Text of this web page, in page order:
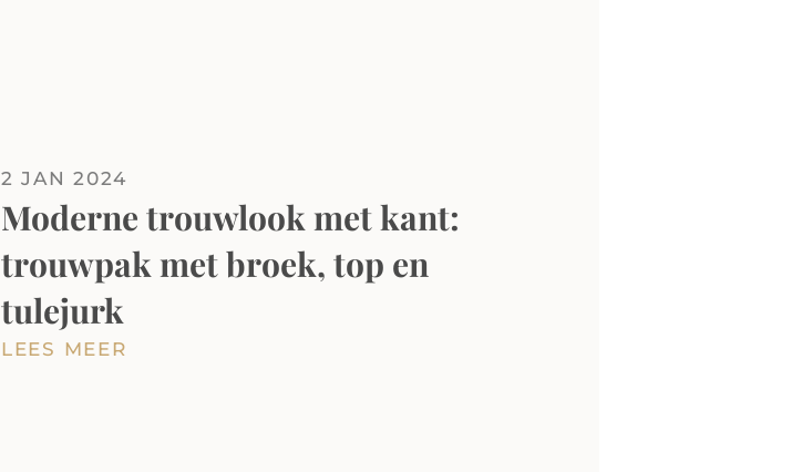
2 JAN 2024
Moderne trouwlook met kant:
trouwpak met broek, top en
tulejurk
LEES MEER